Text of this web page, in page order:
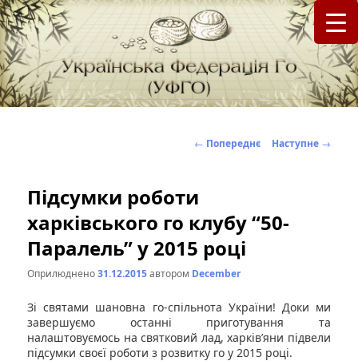
Українська Федерація Го (УФГО)
федерація Го (Бадук, Вейці) в Україні
Навігація
← Попереднє Наступне →
Підсумки роботи
харківського го клубу “50-
Паралель” у 2015 році
Оприлюднено31.12.2015автором December
Зі святами шановна го-спільнота України! Доки ми
завершуємо останні приготування та
налаштовуємось на святковий лад, харків’яни підвели
підсумки своєї роботи з розвитку го у 2015 році.